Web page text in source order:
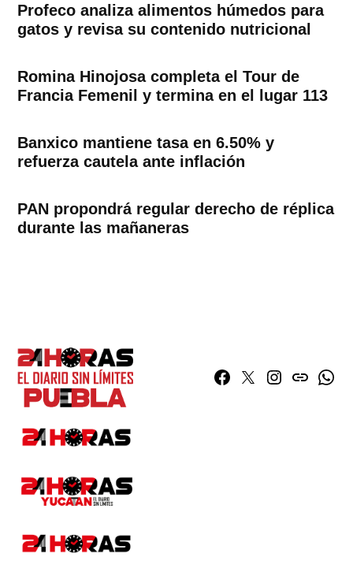
Profeco analiza alimentos húmedos para
gatos y revisa su contenido nutricional
Romina Hinojosa completa el Tour de
Francia Femenil y termina en el lugar 113
Banxico mantiene tasa en 6.50% y
refuerza cautela ante inflación
PAN propondrá regular derecho de réplica
durante las mañaneras
Facebook
TwitterInstagram
issuu